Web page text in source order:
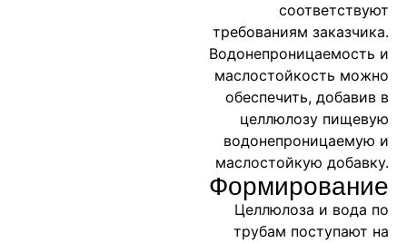
соответствуют
требованиям заказчика.
Водонепроницаемость и
маслостойкость можно
обеспечить, добавив в
целлюлозу пищевую
водонепроницаемую и
маслостойкую добавку.
Формирование
Целлюлоза и вода по
трубам поступают на